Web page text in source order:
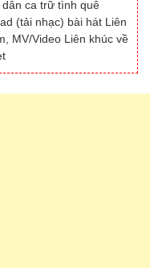
ca trữ tình quê
(tải nhạc) bài hát Liên
MV/Video Liên khúc về